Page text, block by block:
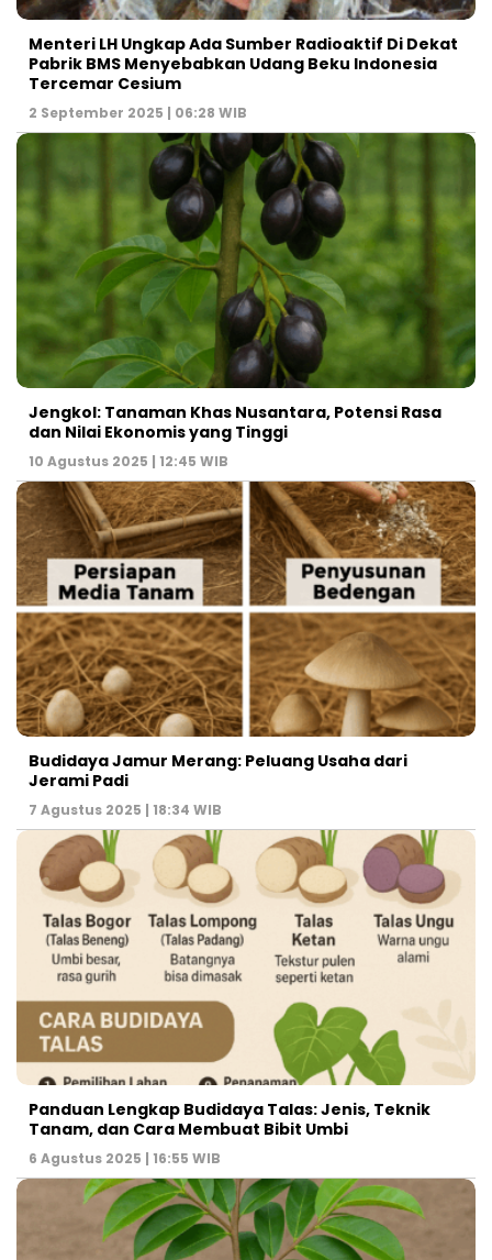
Menteri LH Ungkap Ada Sumber Radioaktif Di Dekat
Pabrik BMS Menyebabkan Udang Beku Indonesia
Tercemar Cesium
2 September 2025 | 06:28 WIB
Jengkol: Tanaman Khas Nusantara, Potensi Rasa
dan Nilai Ekonomis yang Tinggi
10 Agustus 2025 | 12:45 WIB
Budidaya Jamur Merang: Peluang Usaha dari
Jerami Padi
7 Agustus 2025 | 18:34 WIB
Panduan Lengkap Budidaya Talas: Jenis, Teknik
Tanam, dan Cara Membuat Bibit Umbi
6 Agustus 2025 | 16:55 WIB